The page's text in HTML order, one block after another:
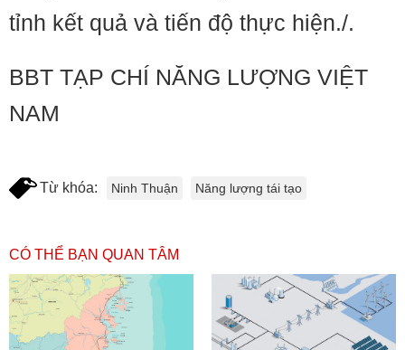
tỉnh kết quả và tiến độ thực hiện./.
BBT TẠP CHÍ NĂNG LƯỢNG VIỆT
NAM
Từ khóa: Ninh Thuận Năng lượng tái tạo
CÓ THỂ BẠN QUAN TÂM